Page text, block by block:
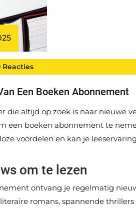
Reacties
Een Boeken Abonnement
die altijd op zoek is naar nieuwe
een boeken abonnement te
voordelen en kan je
om te lezen
ontvang je regelmatig
romans, spannende